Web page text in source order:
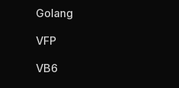
Golang
VFP
VB6